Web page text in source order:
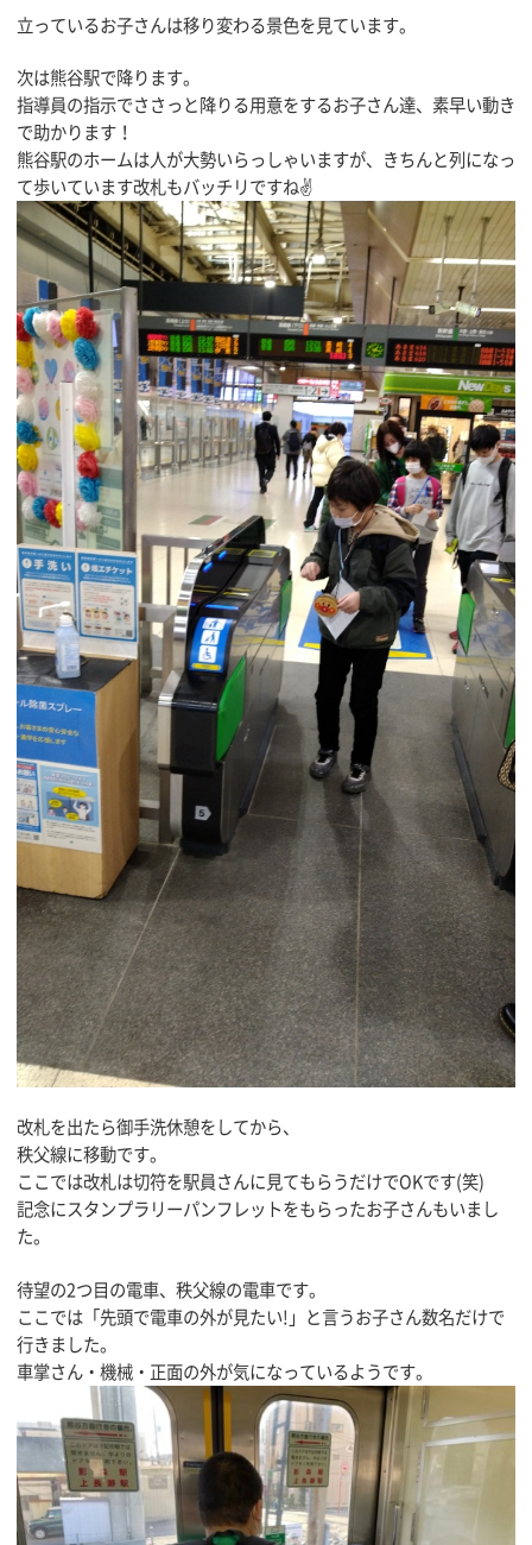
立っているお子さんは移り変わる景色を見ています。
次は熊谷駅で降ります。
指導員の指示でささっと降りる用意をするお子さん達、素早い動き
で助かります！
熊谷駅のホームは人が大勢いらっしゃいますが、きちんと列になっ
て歩いています改札もバッチリですね✌️
改札を出たら御手洗休憩をしてから、
秩父線に移動です。
ここでは改札は切符を駅員さんに見てもらうだけでOKです(笑)
記念にスタンプラリーパンフレットをもらったお子さんもいまし
た。
待望の2つ目の電車、秩父線の電車です。
ここでは「先頭で電車の外が見たい!」と言うお子さん数名だけで
行きました。
車掌さん・機械・正面の外が気になっているようです。